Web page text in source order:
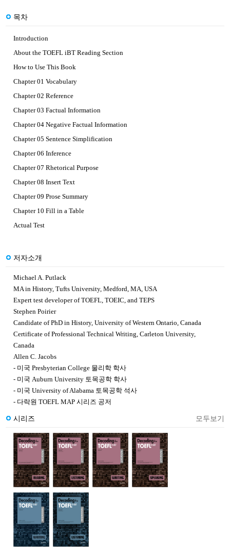
목차
Introduction
About the TOEFL iBT Reading Section
How to Use This Book
Chapter 01 Vocabulary
Chapter 02 Reference
Chapter 03 Factual Information
Chapter 04 Negative Factual Information
Chapter 05 Sentence Simplification
Chapter 06 Inference
Chapter 07 Rhetorical Purpose
Chapter 08 Insert Text
Chapter 09 Prose Summary
Chapter 10 Fill in a Table
Actual Test
저자소개
Michael A. Putlack
MA in History, Tufts University, Medford, MA, USA
Expert test developer of TOEFL, TOEIC, and TEPS
Stephen Poirier
Candidate of PhD in History, University of Western Ontario, Canada
Certificate of Professional Technical Writing, Carleton University,
Canada
Allen C. Jacobs
- 미국 Presbyterian College 물리학 학사
- 미국 Auburn University 토목공학 학사
- 미국 University of Alabama 토목공학 석사
- 다락원 TOEFL MAP 시리즈 공저
시리즈 모두보기